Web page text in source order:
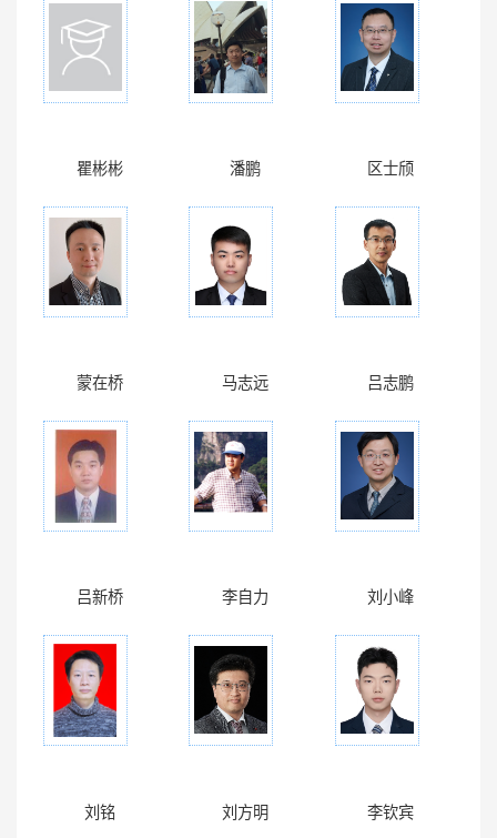
瞿彬彬 潘鹏 区士颀
蒙在桥 马志远 吕志鹏
吕新桥 李自力 刘小峰
刘铭 刘方明 李钦宾